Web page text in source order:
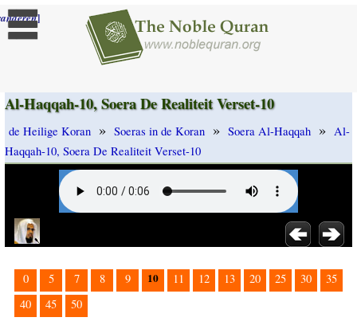
]
Al-Haqqah-10, Soera De Realiteit Verset-10
de Heilige Koran » Soeras in de Koran » Soera Al-Haqqah » Al-
Haqqah-10, Soera De Realiteit Verset-10
0 5 7 8 9 10 11 12 13 20 25 30
35
40
45 50